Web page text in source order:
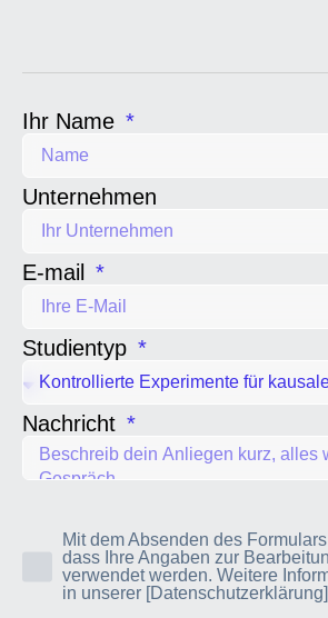
Ihr Name
Unternehmen
E-mail
Studientyp
Nachricht
Mit dem Absenden des
dass Ihre Angaben zur
verwendet werden. Weitere
in unserer [Datenschutzerklärung]